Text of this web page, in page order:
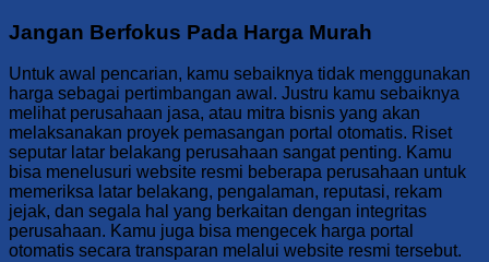
Jangan Berfokus Pada Harga Murah
Untuk awal pencarian, kamu sebaiknya tidak menggunakan
harga sebagai pertimbangan awal. Justru kamu sebaiknya
melihat perusahaan jasa, atau mitra bisnis yang akan
melaksanakan proyek pemasangan portal otomatis. Riset
seputar latar belakang perusahaan sangat penting. Kamu
bisa menelusuri website resmi beberapa perusahaan untuk
memeriksa latar belakang, pengalaman, reputasi, rekam
jejak, dan segala hal yang berkaitan dengan integritas
perusahaan. Kamu juga bisa mengecek harga portal
otomatis secara transparan melalui website resmi tersebut.